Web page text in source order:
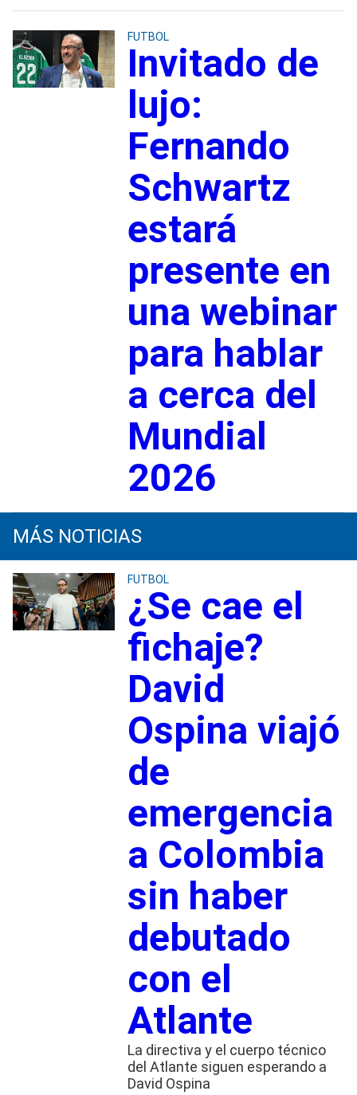
FUTBOL
Invitado de
lujo:
Fernando
Schwartz
estará
presente en
una webinar
para hablar
a cerca del
Mundial
2026
MÁS NOTICIAS
FUTBOL
¿Se cae el
fichaje?
David
Ospina viajó
de
emergencia
a Colombia
sin haber
debutado
con el
Atlante
La directiva y el cuerpo técnico
del Atlante siguen esperando a
David Ospina